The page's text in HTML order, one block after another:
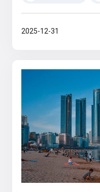
2025-12-31